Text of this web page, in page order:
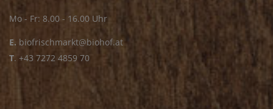
Mo - Fr: 8.00 - 16.00 Uhr
E. biofrischmarkt@biohof.at
T. +43 7272 4859 70